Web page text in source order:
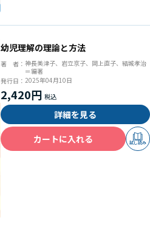
幼児理解の理論と方法
著 者： 神長美津子、岩立京子、岡上直子、結城孝治
＝編著
発行日： 2025年04月10日
2,420円
詳細を見る
カートに入れる
試し読み